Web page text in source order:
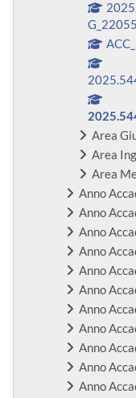
G_22055
Area
Area
Area
Anno
Anno
Anno
Anno
Anno
Anno
Anno
Anno
Anno
Anno
Anno